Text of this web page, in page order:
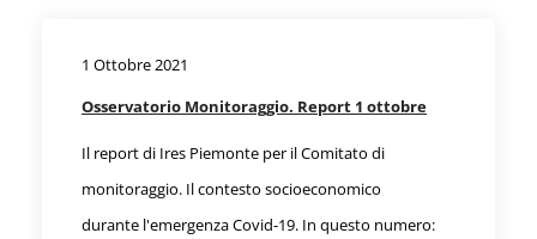
1 Ottobre 2021
Osservatorio Monitoraggio. Report 1 ottobre
Il report di Ires Piemonte per il Comitato di
monitoraggio. Il contesto socioeconomico
durante l'emergenza Covid-19. In questo numero: